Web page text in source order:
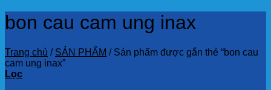
bon cau cam ung inax
Trang chủ / SẢN PHẨM /Sản phẩm được gắn thẻ “bon cau
cam ung inax”
Lọc